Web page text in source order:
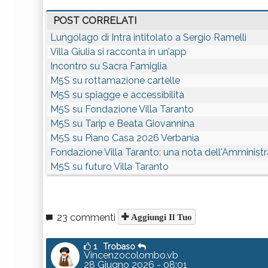
POST CORRELATI
Lungolago di Intra intitolato a Sergio Ramelli
Villa Giulia si racconta in un’app
Incontro su Sacra Famiglia
M5S su rottamazione cartelle
M5S su spiagge e accessibilità
M5S su Fondazione Villa Taranto
M5S su Tarip e Beata Giovannina
M5S su Piano Casa 2026 Verbania
Fondazione Villa Taranto: una nota
M5S su futuro Villa Taranto
23 commenti Aggiungi Il Tuo
1 Trobaso
Vincenzocolombo.vb
28 Giugno 2026 - 08:01